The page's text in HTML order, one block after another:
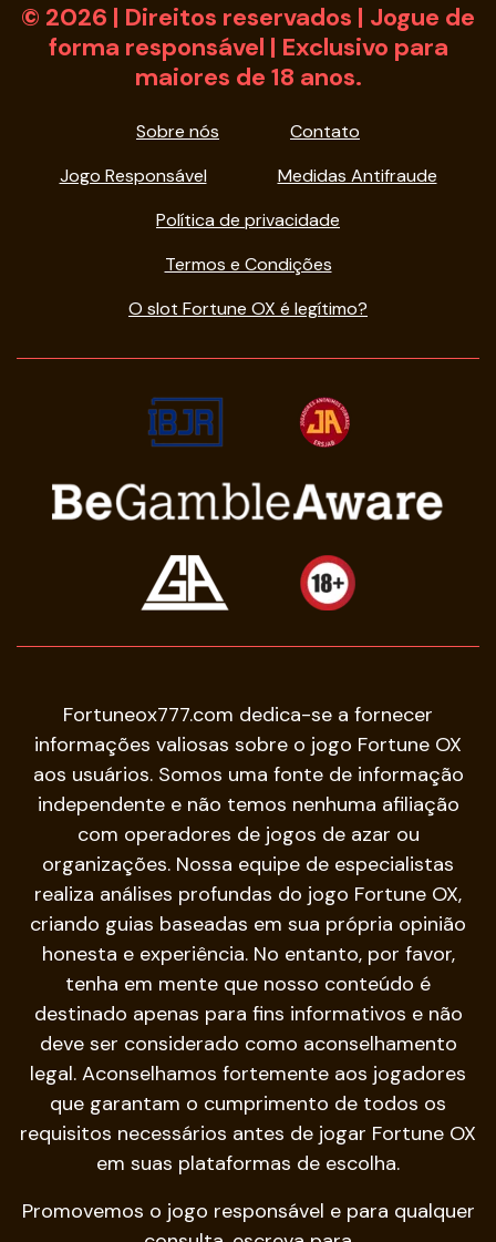
© 2026 | Direitos reservados | Jogue de
forma responsável | Exclusivo para
maiores de 18 anos.
Sobre nós
Contato
Jogo Responsável
Medidas Antifraude
Política de privacidade
Termos e Condições
O slot Fortune OX é legítimo?
Fortuneox777.com dedica-se a fornecer
informações valiosas sobre o jogo Fortune OX
aos usuários. Somos uma fonte de informação
independente e não temos nenhuma afiliação
com operadores de jogos de azar ou
organizações. Nossa equipe de especialistas
realiza análises profundas do jogo Fortune OX,
criando guias baseadas em sua própria opinião
honesta e experiência. No entanto, por favor,
tenha em mente que nosso conteúdo é
destinado apenas para fins informativos e não
deve ser considerado como aconselhamento
legal. Aconselhamos fortemente aos jogadores
que garantam o cumprimento de todos os
requisitos necessários antes de jogar Fortune OX
em suas plataformas de escolha.
Promovemos o jogo responsável e para qualquer